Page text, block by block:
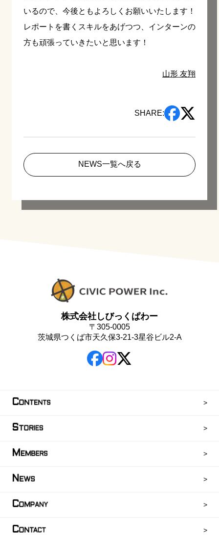
いるので、今後ともよろしくお願いいたします！
レポートを書くスキルをあげつつ、インターンの
方も頑張っていきたいと思います！
山形 友翔
SHARE:
NEWS一覧へ戻る
株式会社しびっくぱわー
〒305-0005
茨城県つくば市天久保3-21-3星谷ビル2-A
CONTENTS
STORIES
M EMBERS
N EWS
COMPANY
CONTACT